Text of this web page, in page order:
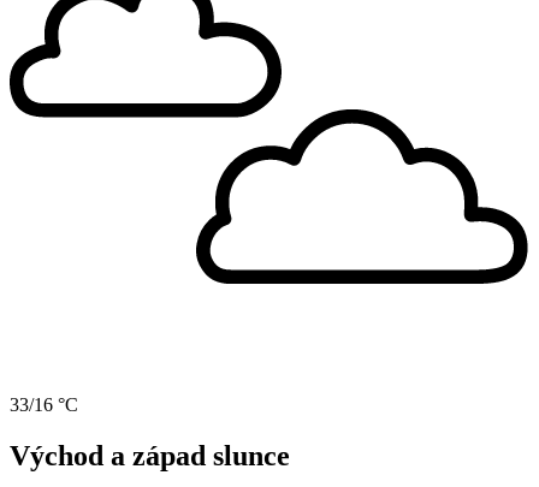
33/16 °C
Východ a západ slunce